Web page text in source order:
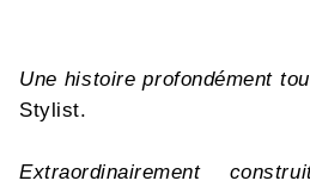
Une histoire profondément
Stylist.
Extraordinairement